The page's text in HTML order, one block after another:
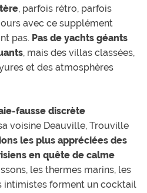
, parfois rétro, parfois
avec ce supplément
pas. Pas de yachts géants
, mais des villas classées,
et des atmosphères
fausse discrète
voisine Deauville, Trouville
les plus appréciées des
en quête de calme
les thermes marins, les
intimistes forment un cocktail